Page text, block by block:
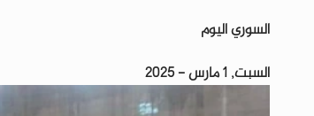
السوري اليوم
السبت, 1 مارس - 2025